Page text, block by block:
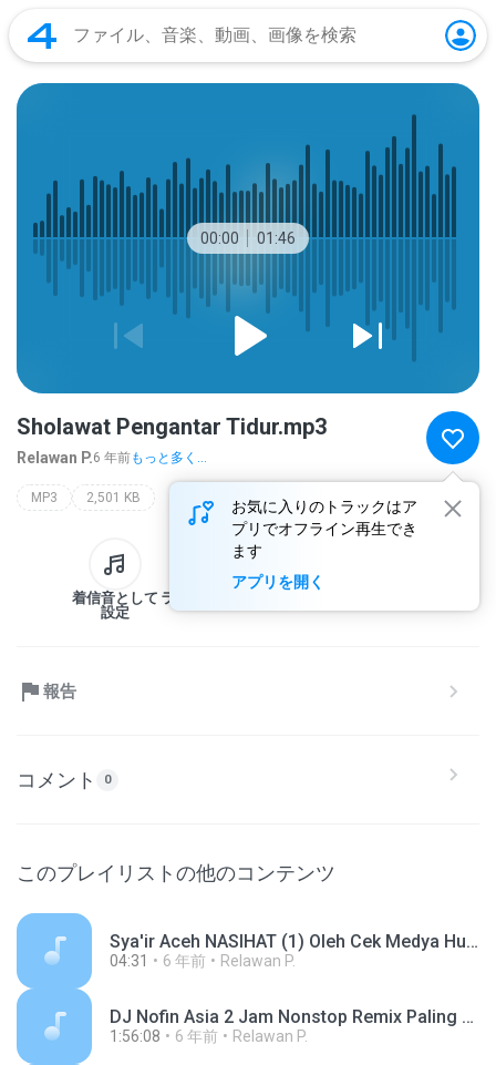
00:00 01:46
お気に入りのトラックはア
プリでオフライン再生でき
ます
アプリを開く
Sholawat Pengantar Tidur.mp3
Relawan P.6 年前もっと多く...
MP3 2,501 KB
着信音として
設定
ライブラリへ
報告
コメント 0
このプレイリストの他のコンテンツ
Sya'ir Aceh NASIHAT (1) Oleh Cek Medya Hus,.mp3
04:31 6 年前 Relawan P.
DJ Nofin Asia 2 Jam Nonstop Remix Paling Mantap Harusnya aku yang disana - On my way - Mungkin.mp3
1:56:08 6 年前 Relawan P.